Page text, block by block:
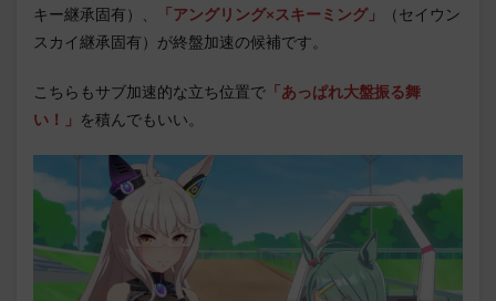
キー継承固有）、
「アングリング×スキーミング」
（セイウン
スカイ継承固有）が終盤加速の候補です。
こちらもサブ加速的な立ち位置で 「あっぱれ大盤振る舞
い！」 を積んでもいい。